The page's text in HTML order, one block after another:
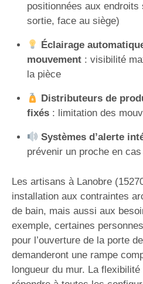
positionnées aux
sortie, face au siège)
Éclairage
mouvement: visibilité
la pièce
Distributeurs de
fixés: limitation des
Systèmes d’alerte
prévenir un proche en cas
Les artisans à Lanobre
installation aux contraintes
de bain, mais aussi aux
exemple, certaines
pour l’ouverture de la porte
demanderont une rampe
longueur du mur. La flexibilité